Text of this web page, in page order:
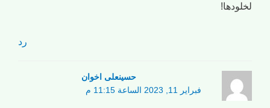
لخلودها!
رد
حسینعلی اخوان
فبراير 11, 2023 الساعة 11:15 م